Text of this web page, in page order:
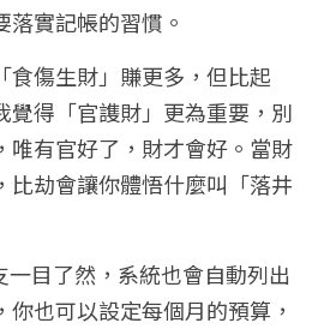
實記帳的習慣。
食傷生財」賺更多，但比起
覺得「官謢財」更為重要，別
唯有官好了，財才會好。當財
比劫會讓你體悟什麼叫「落井
目了然，系統也會自動列出
也可以設定每個月的預算，